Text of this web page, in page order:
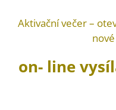
Aktivační večer –
on- line